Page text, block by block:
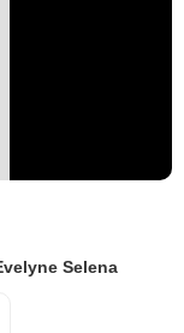
Selena